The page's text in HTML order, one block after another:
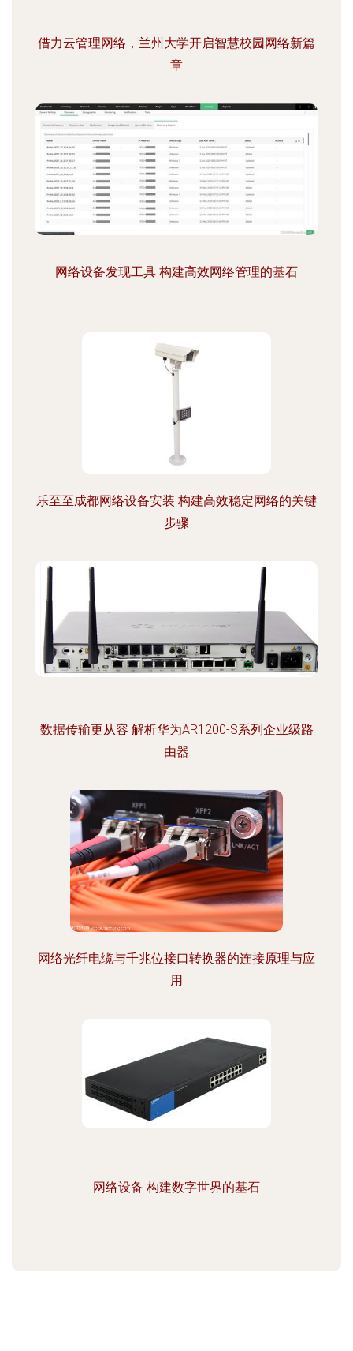
借力云管理网络，兰州大学开启智慧校园网络新篇
章
网络设备发现工具 构建高效网络管理的基石
乐至至成都网络设备安装 构建高效稳定网络的关键
步骤
数据传输更从容 解析华为AR1200-S系列企业级路
由器
网络光纤电缆与千兆位接口转换器的连接原理与应
用
网络设备 构建数字世界的基石